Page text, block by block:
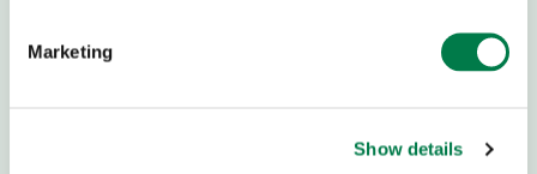
Marketing
Show details